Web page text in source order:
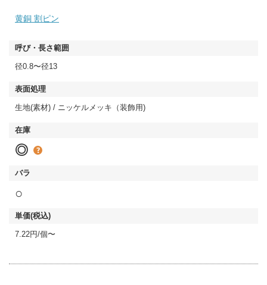
黄銅 割ピン
径0.8〜径13
生地(素材) / ニッケルメッキ（装飾用)
◎
○
7.22円/個〜